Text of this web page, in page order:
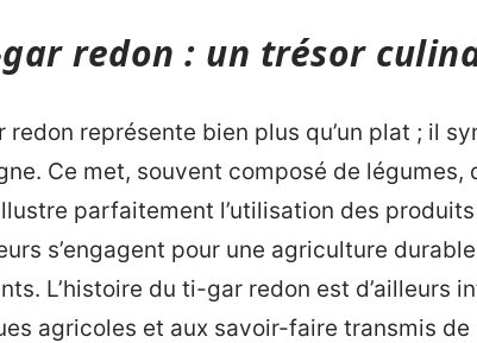
redon : un trésor
redon représente bien plus qu’un plat ; il
Ce met, souvent composé de légumes,
parfaitement l’utilisation des
s’engagent pour une agriculture
L’histoire du ti-gar redon est d’ailleurs
agricoles et aux savoir-faire transmis